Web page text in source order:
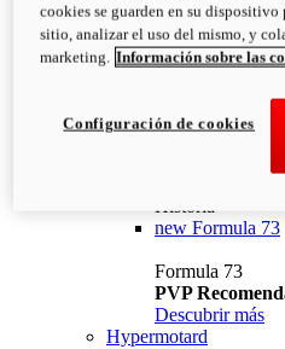
Historia
new Formula 73
Formula 73
PVP
Descubrir más
Hypermotard
cookies se guarden en su
sitio, analizar el uso del mismo, y
marketing. Información sobre las
Configuración de cookies